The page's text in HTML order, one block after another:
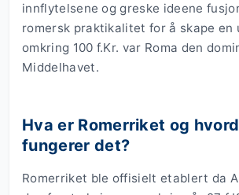
innflytelsene og greske ideene
romersk praktikalitet for å skape en
omkring 100 f.Kr. var Roma den
Middelhavet.
Hva er Romerriket og
fungerer det?
Romerriket ble offisielt etablert da